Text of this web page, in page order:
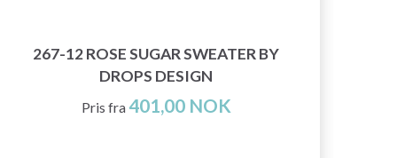
267-12 ROSE SUGAR SWEATER BY
DROPS DESIGN
Pris fra401,00 NOK